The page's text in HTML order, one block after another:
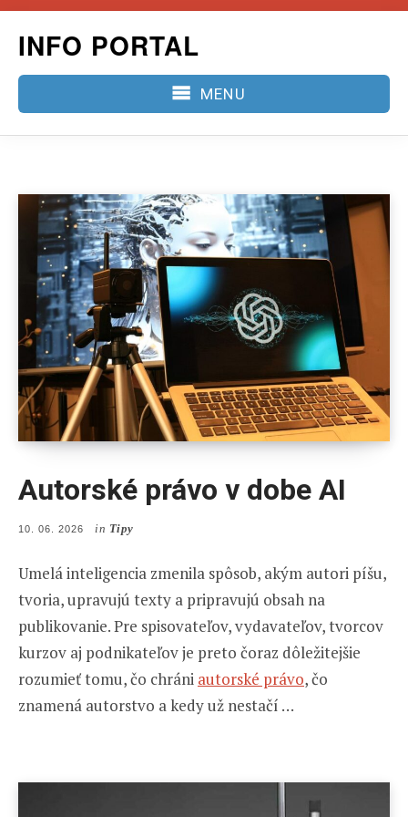
content
INFO PORTAL
MENU
Autorské právo v dobe AI
POSTED
10. 06. 2026 in Tipy
Umelá inteligencia zmenila spôsob, akým autori píšu,
tvoria, upravujú texty a pripravujú obsah na
publikovanie. Pre spisovateľov, vydavateľov, tvorcov
kurzov aj podnikateľov je preto čoraz dôležitejšie
rozumieť tomu, čo chráni autorské právo, čo
znamená autorstvo a kedy už nestačí …